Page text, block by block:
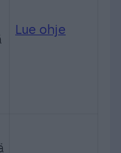
Lue ohje